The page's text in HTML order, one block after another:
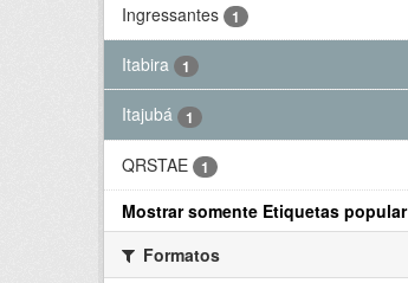
Ingressantes 1
Itabira 1
Itajubá 1
QRSTAE 1
Mostrar somente Etiquetas popular
Formatos